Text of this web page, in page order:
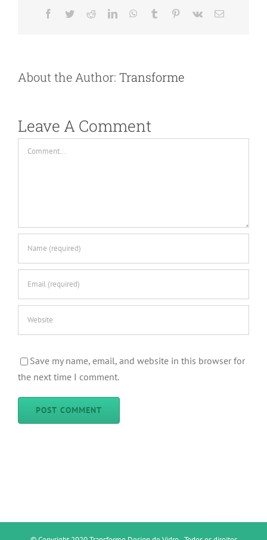
Facebook
TwitterRedditLinkedInWhatsApp
Tumblr Pinterest
Vk Email
About the Author: Transforme
Leave A Comment
Save my name, email, and website in this browser for
the next time I comment.